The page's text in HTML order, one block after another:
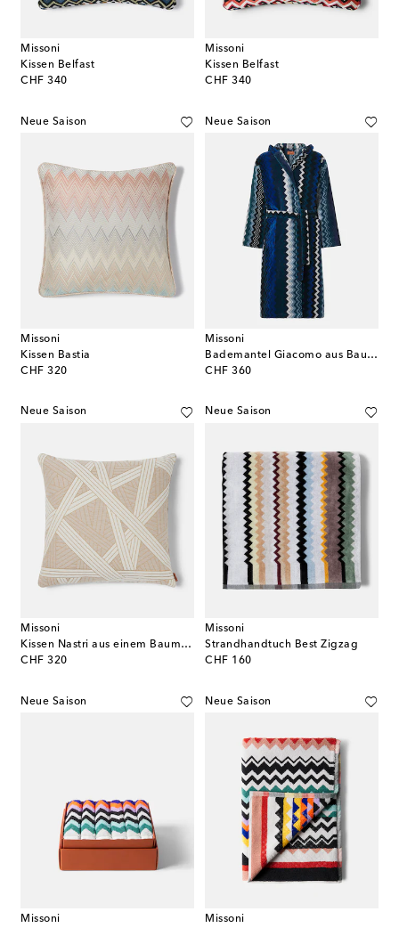
Missoni
Kissen Belfast
CHF 340
original price
Missoni
Kissen Belfast
CHF 340
original price
Neue Saison
Missoni
Kissen Bastia
CHF 320
original price
Neue Saison
Missoni
Bademantel Giacomo aus Baumwollfrottee
CHF 360
original price
Neue Saison
Missoni
Kissen Nastri aus einem Baumwollgemisch
CHF 320
original price
Neue Saison
Missoni
Strandhandtuch Best Zigzag
CHF 160
original price
Neue Saison
Missoni
Neue Saison
Missoni